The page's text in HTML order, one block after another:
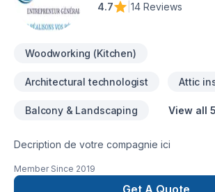
4.7
14 Reviews
Woodworking (Kitchen)
Architectural technologist Attic
Balcony & Landscaping View all
Decription de votre compagnie ici
Member Since 2019
Get A Quote